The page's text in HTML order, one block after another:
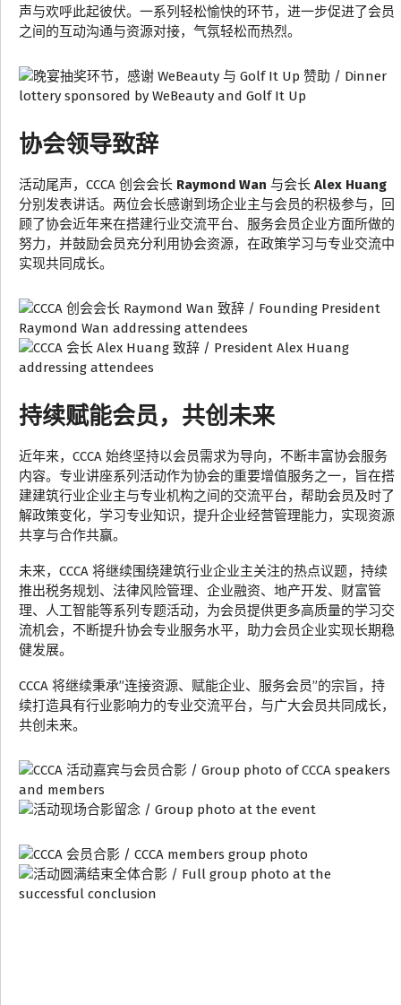
声与欢呼此起彼伏。一系列轻松愉快的环节，进一步促进了会员
之间的互动沟通与资源对接，气氛轻松而热烈。
协会领导致辞
活动尾声，CCCA 创会会长 Raymond Wan 与会长 Alex Huang
分别发表讲话。两位会长感谢到场企业主与会员的积极参与，回
顾了协会近年来在搭建行业交流平台、服务会员企业方面所做的
努力，并鼓励会员充分利用协会资源，在政策学习与专业交流中
实现共同成长。
持续赋能会员，共创未来
近年来，CCCA 始终坚持以会员需求为导向，不断丰富协会服务
内容。专业讲座系列活动作为协会的重要增值服务之一，旨在搭
建建筑行业企业主与专业机构之间的交流平台，帮助会员及时了
解政策变化，学习专业知识，提升企业经营管理能力，实现资源
共享与合作共赢。
未来，CCCA 将继续围绕建筑行业企业主关注的热点议题，持续
推出税务规划、法律风险管理、企业融资、地产开发、财富管
理、人工智能等系列专题活动，为会员提供更多高质量的学习交
流机会，不断提升协会专业服务水平，助力会员企业实现长期稳
健发展。
CCCA 将继续秉承”连接资源、赋能企业、服务会员”的宗旨，持
续打造具有行业影响力的专业交流平台，与广大会员共同成长，
共创未来。